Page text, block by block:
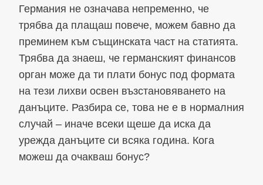
Германия не означава непременно, че
трябва да плащаш повече, можем бавно да
преминем към същинската част на статията.
Трябва да знаеш, че германският финансов
орган може да ти плати бонус под формата
на тези лихви освен възстановяването на
данъците. Разбира се, това не е в нормалния
случай – иначе всеки щеше да иска да
урежда данъците си всяка година. Кога
можеш да очакваш бонус?